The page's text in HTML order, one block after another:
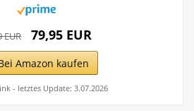
EUR 79,95 EUR
Amazon kaufen
- letztes Update: 3.07.2026